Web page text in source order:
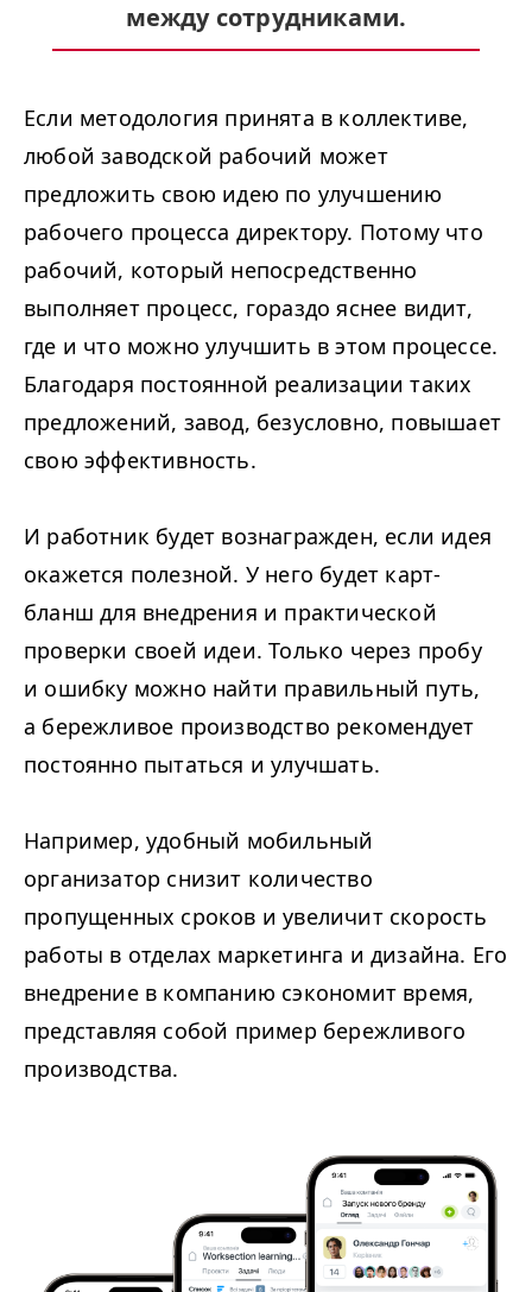
между сотрудниками.
Если методология принята в коллективе,
любой заводской рабочий может
предложить свою идею по улучшению
рабочего процесса директору. Потому что
рабочий, который непосредственно
выполняет процесс, гораздо яснее видит,
где и что можно улучшить в этом процессе.
Благодаря постоянной реализации таких
предложений, завод, безусловно, повышает
свою эффективность.
И работник будет вознагражден, если идея
окажется полезной. У него будет карт-
бланш для внедрения и практической
проверки своей идеи. Только через пробу
и ошибку можно найти правильный путь,
а бережливое производство рекомендует
постоянно пытаться и улучшать.
Например, удобный мобильный
организатор снизит количество
пропущенных сроков и увеличит скорость
работы в отделах маркетинга и дизайна. Его
внедрение в компанию сэкономит время,
представляя собой пример бережливого
производства.